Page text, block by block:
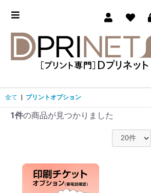
全て プリントオプション
1件の商品が見つかりました